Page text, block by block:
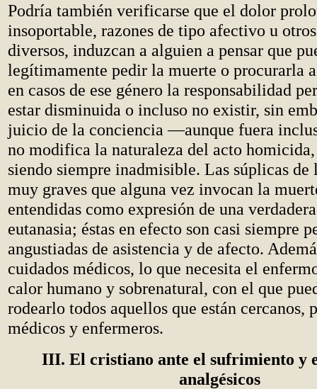
Podría también verificarse que el dolor
insoportable, razones de tipo afectivo u
diversos, induzcan a alguien a pensar que
legítimamente pedir la muerte o procurarla
en casos de ese género la responsabilidad
estar disminuida o incluso no existir, sin
juicio de la conciencia —aunque fuera
no modifica la naturaleza del acto homicida,
siendo siempre inadmisible. Las súplicas de
muy graves que alguna vez invocan la
entendidas como expresión de una
eutanasia; éstas en efecto son casi siempre
angustiadas de asistencia y de afecto.
cuidados médicos, lo que necesita el
calor humano y sobrenatural, con el que
rodearlo todos aquellos que están cercanos,
médicos y enfermeros.
III. El cristiano ante el sufrimiento y
analgésicos